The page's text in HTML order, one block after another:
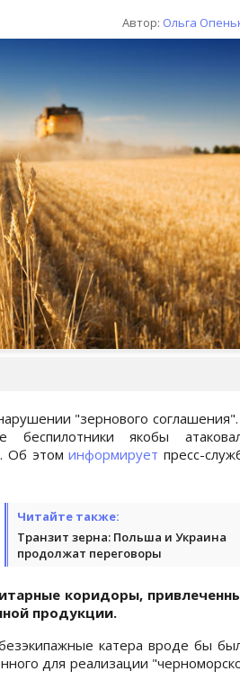
Автор: Ольга
"зернового
беспилотники якобы
Об этоминформирует пресс-
Читайте также:
Транзит зерна: Польша и Украина
продолжат переговоры
коридоры,
продукции.
катера вроде бы
для реализации